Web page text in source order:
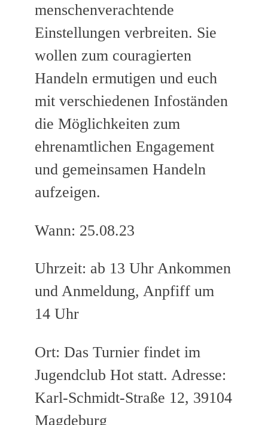
menschenverachtende
Einstellungen verbreiten. Sie
wollen zum couragierten
Handeln ermutigen und euch
mit verschiedenen Infoständen
die Möglichkeiten zum
ehrenamtlichen Engagement
und gemeinsamen Handeln
aufzeigen.
Wann: 25.08.23
Uhrzeit: ab 13 Uhr Ankommen
und Anmeldung, Anpfiff um
14 Uhr
Ort: Das Turnier findet im
Jugendclub Hot statt. Adresse:
Karl-Schmidt-Straße 12, 39104
Magdeburg